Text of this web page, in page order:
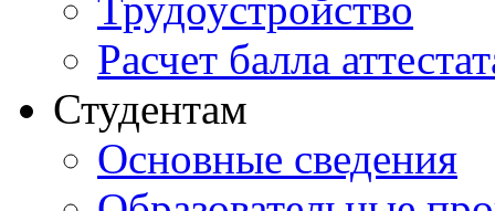
Расчет балла
Студентам
Основные сведения